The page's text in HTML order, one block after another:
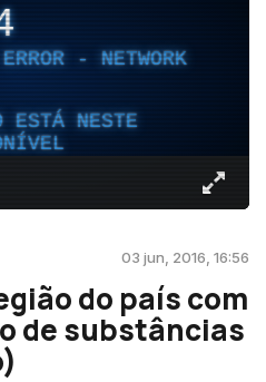
- NETWORK
ESTÁ NESTE
03 jun, 2016, 16:56
do país com
de substâncias